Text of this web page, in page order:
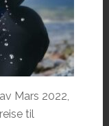
Mars 2022,
til